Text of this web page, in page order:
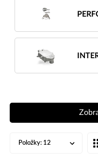
Položky: 12